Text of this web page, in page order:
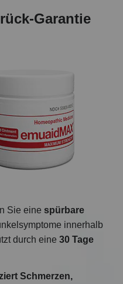
Garantie
Sie eine spürbare
innerhalb
durch eine 30 Tage
Schmerzen,